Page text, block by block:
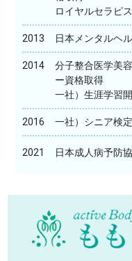
ロイヤルセラピ
2013 日本メンタルヘ
2014
分子整合医学美
ー資格取得
一社）生涯学習
2016 一社）シニア検
2021 日本成人病予防